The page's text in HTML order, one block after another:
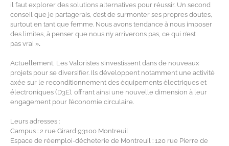
il faut explorer des solutions alternatives pour réussir. Un second
conseil que je partagerais, c’est de surmonter ses propres doutes,
surtout en tant que femme. Nous avons tendance à nous imposer
des limites, à penser que nous n’y arriverons pas, ce qui n’est
pas vrai ».
Actuellement, Les Valoristes s’investissent dans de nouveaux
projets pour se diversifier. Ils développent notamment une activité
axée sur le reconditionnement des équipements électriques et
électroniques (D3E), offrant ainsi une nouvelle dimension à leur
engagement pour l’économie circulaire.
Leurs adresses :
Campus : 2 rue Girard 93100 Montreuil
Espace de réemploi-décheterie de Montreuil : 120 rue Pierre de